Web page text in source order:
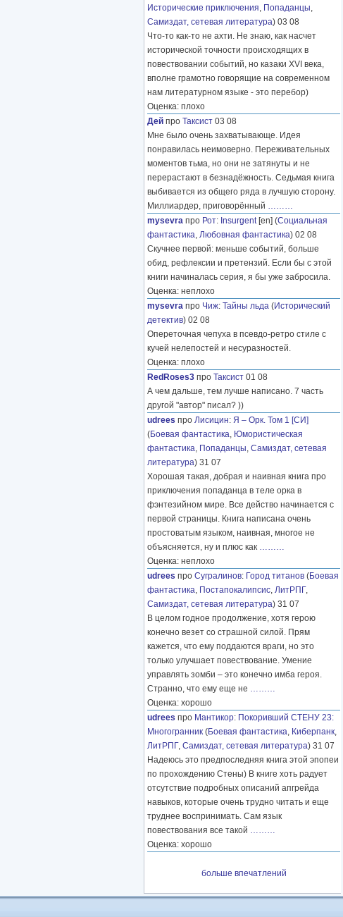
Исторические приключения, Попаданцы,
Самиздат, сетевая литература) 03 08
Что-то как-то не ахти. Не знаю, как насчет
исторической точности происходящих в
повествовании событий, но казаки XVI века,
вполне грамотно говорящие на современном
нам литературном языке - это перебор)
Оценка: плохо
Дей про Таксист 03 08
Мне было очень захватывающе. Идея
понравилась неимоверно. Переживательных
моментов тьма, но они не затянуты и не
перерастают в безнадёжность. Седьмая книга
выбивается из общего ряда в лучшую сторону.
Миллиардер, приговорённый ………
mysevra про Рот: Insurgent[en] (Социальная
фантастика, Любовная фантастика) 02 08
Скучнее первой: меньше событий, больше
обид, рефлексии и претензий. Если бы с этой
книги начиналась серия, я бы уже забросила.
Оценка: неплохо
mysevra про Чиж: Тайны льда (Исторический
детектив) 02 08
Опереточная чепуха в псевдо-ретро стиле с
кучей нелепостей и несуразностей.
Оценка: плохо
RedRoses3 про Таксист 01 08
А чем дальше, тем лучше написано. 7 часть
другой "автор" писал? ))
udrees про Лисицин: Я – Орк. Том 1 [СИ]
(Боевая фантастика, Юмористическая
фантастика, Попаданцы, Самиздат, сетевая
литература) 31 07
Хорошая такая, добрая и наивная книга про
приключения попаданца в теле орка в
фэнтезийном мире. Все действо начинается с
первой страницы. Книга написана очень
простоватым языком, наивная, многое не
объясняется, ну и плюс как ………
Оценка: неплохо
udrees про Сугралинов: Город титанов (Боевая
фантастика, Постапокалипсис, ЛитРПГ,
Самиздат, сетевая литература) 31 07
В целом годное продолжение, хотя герою
конечно везет со страшной силой. Прям
кажется, что ему поддаются враги, но это
только улучшает повествование. Умение
управлять зомби – это конечно имба героя.
Странно, что ему еще не ………
Оценка: хорошо
udrees про Мантикор: Покоривший СТЕНУ 23:
Многогранник (Боевая фантастика, Киберпанк,
ЛитРПГ, Самиздат, сетевая литература) 31 07
Надеюсь это предпоследняя книга этой эпопеи
по прохождению Стены) В книге хоть радует
отсутствие подробных описаний апгрейда
навыков, которые очень трудно читать и еще
труднее воспринимать. Сам язык
повествования все такой ………
Оценка: хорошо
больше впечатлений